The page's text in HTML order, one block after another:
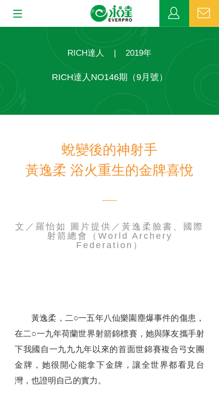
MDRT
客戶服務
聯絡我們
RICH達人 | 2019年
RICH達人NO146期（9月號）
蛻變後的神射手
黃逸柔 浴火重生的金牌喜悅
文／羅怡如 圖片提供／黃逸柔臉書、國際
射箭總會（World Archery
Federation）
黃逸柔，二○一五年八仙樂園塵爆事件的傷患，
在二○一九年荷蘭世界射箭錦標賽，她與隊友攜手射
下我國自一九九九年以來的首面世錦賽複合弓女團
金牌，她很開心能拿下金牌，讓全世界都看見台
灣，也證明自己的實力。